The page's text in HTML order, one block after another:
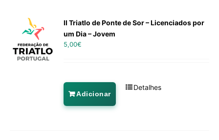
II Triatlo de Ponte de Sor – Licenciados por
um Dia – Jovem
5,00€
Adicionar
Detalhes